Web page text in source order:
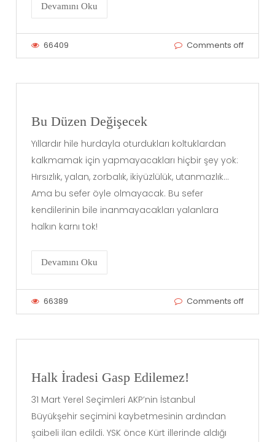
Devamını Oku
66409 Comments off
Bu Düzen Değişecek
Yıllardır hile hurdayla oturdukları koltuklardan
kalkmamak için yapmayacakları hiçbir şey yok:
Hırsızlık, yalan, zorbalık, ikiyüzlülük, utanmazlık…
Ama bu sefer öyle olmayacak. Bu sefer
kendilerinin bile inanmayacakları yalanlara
halkın karnı tok!
Devamını Oku
66389 Comments off
Halk İradesi Gasp Edilemez!
31 Mart Yerel Seçimleri AKP’nin İstanbul
Büyükşehir seçimini kaybetmesinin ardından
şaibeli ilan edildi. YSK önce Kürt illerinde aldığı